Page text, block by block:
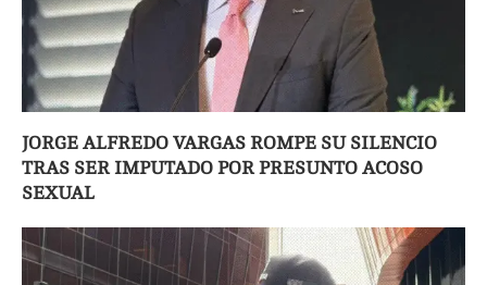
JORGE ALFREDO VARGAS ROMPE SU SILENCIO
TRAS SER IMPUTADO POR PRESUNTO ACOSO
SEXUAL